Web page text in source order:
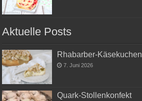
Aktuelle Posts
Rhabarber-Käsekuchen
7. Juni 2026
Quark-Stollenkonfekt